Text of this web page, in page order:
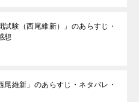
試験（西尾維新）」のあらすじ・
想
尾維新」のあらすじ・ネタバレ・